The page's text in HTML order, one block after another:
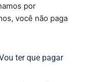
por
você não paga
ter que pagar